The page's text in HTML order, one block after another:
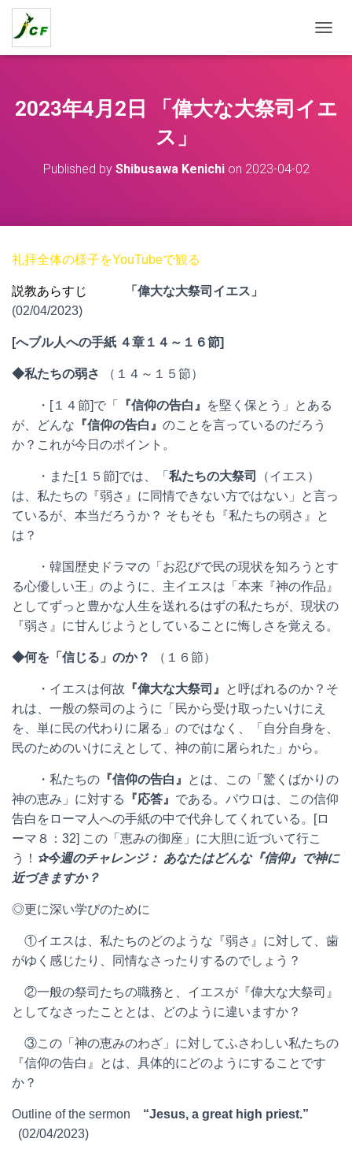
O
E
2023年4月2日 「偉大な大祭司イエ
ス」
Published by Shibusawa Kenichion 2023-04-02
礼拝全体の様子をYouTubeで観る
説教あらすじ
「偉大な大祭司イエス」
(02/04/2023)
[へブル人への手紙 ４章１４～１６節]
◆私たちの弱さ （１４～１５節）
・[１４節]で「 『信仰の告白』
を堅く保とう」とある
が、どんな 『信仰の告白』 のことを言っているのだろう
か？これが今日のポイント。
・また[１５節]では、「 私たちの大祭司
（イエス）
は、私たちの『弱さ』に同情できない方ではない」と言っ
ているが、本当だろうか？ そもそも『私たちの弱さ』と
は？
・韓国歴史ドラマの「お忍びで民の現状を知ろうとす
る心優しい王」のように、主イエスは「本来『神の作品』
としてずっと豊かな人生を送れるはずの私たちが、現状の
『弱さ』に甘んじようとしていることに悔しさを覚える。
◆何を「信じる」のか？ （１６節）
・イエスは何故 『偉大な大祭司』
と呼ばれるのか？そ
れは、一般の祭司のように「民から受け取ったいけにえ
を、単に民の代わりに屠る」のではなく、「自分自身を、
民のためのいけにえとして、神の前に屠られた」から。
・私たちの 『信仰の告白』
とは、この「驚くばかりの
神の恵み」に対する
『応答』 である。パウロは、この信仰
告白をローマ人への手紙の中で代弁してくれている。[ロ
ーマ８：32] この「恵みの御座」に大胆に近づいて行こ
う！ ✰今週のチャレンジ： あなたはどんな『信仰』で神に
近づきますか？
◎更に深い学びのために
①イエスは、私たちのどのような『弱さ』に対して、歯
がゆく感じたり、同情なさったりするのでしょう？
②一般の祭司たちの職務と、イエスが『偉大な大祭司』
としてなさったこととは、どのように違いますか？
③この「神の恵みのわざ」に対してふさわしい私たちの
『信仰の告白』とは、具体的にどのようにすることです
か？
Outline of the sermon “Jesus, a great high priest.”
(02/04/2023)